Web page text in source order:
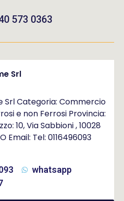
573 0363
Srl
Srl Categoria: Commercio
e non Ferrosi Provincia:
10, Via Sabbioni , 10028
Email: Tel: 0116496093
whatsapp